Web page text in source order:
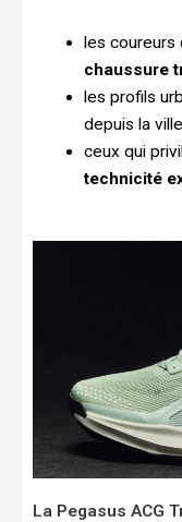
les coureurs
chaussure
les profils
depuis la ville
ceux qui
technicité
La Pegasus ACG